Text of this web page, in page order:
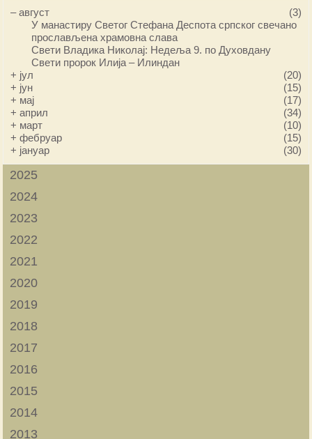
–август
(3)
У манастиру Светог Стефана Деспота српског свечано
прослављена храмовна слава
Свети Владика Николај: Недеља 9. по Духовдану
Свети пророк Илија – Илиндан
+ јул
(20)
+ јун
(15)
+ мај
(17)
+април
(34)
+ март
(10)
+фебруар
(15)
+ јануар (30)
2025
2024
2023
2022
2021
2020
2019
2018
2017
2016
2015
2014
2013